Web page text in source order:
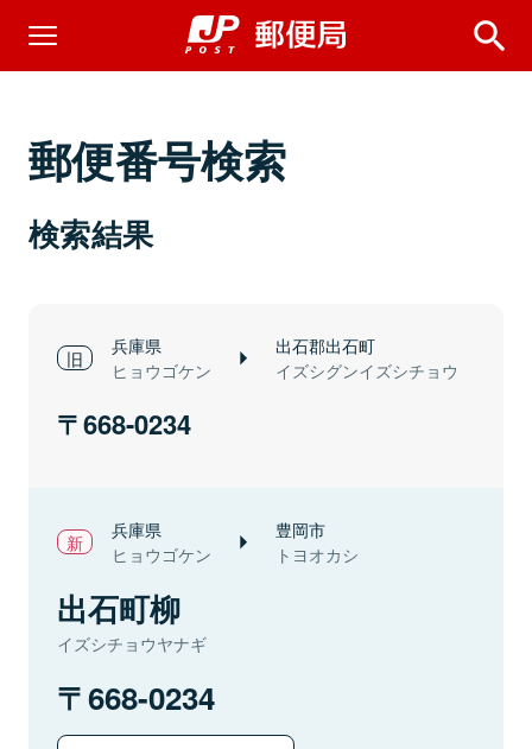
郵便番号検索
検索結果
兵庫県
ヒョウゴケン
出石郡出石町
イズシグンイズシチョウ
668-0234
兵庫県
ヒョウゴケン
豊岡市
トヨオカシ
出石町柳
イズシチョウヤナギ
668-0234